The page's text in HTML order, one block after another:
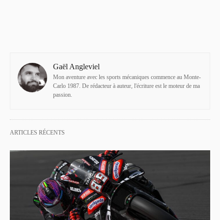
Gaël Angleviel
Mon aventure avec les sports mécaniques commence au Monte-
Carlo 1987. De rédacteur à auteur, l'écriture est le moteur de ma
passion.
ARTICLES RÉCENTS